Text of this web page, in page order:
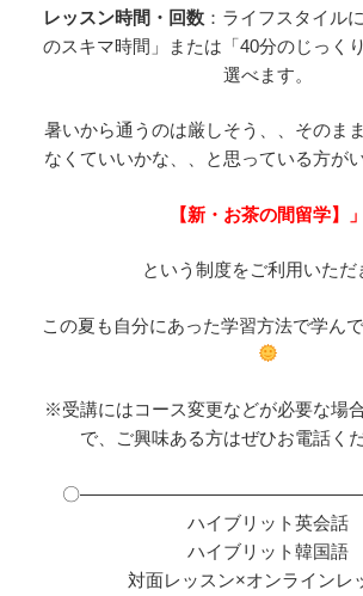
レッスン時間・回数 ：ライフスタイル
のスキマ時間」または「40分のじっく
選べます。
暑いから通うのは厳しそう、、そのま
なくていいかな、、と思っている方が
【新・お茶の間留学】」
という制度をご利用いただ
この夏も自分にあった学習方法で学ん
※受講にはコース変更などが必要な場
で、ご興味ある方はぜひお電話く
〇
ハイブリット英会話
ハイブリット韓国語
対面レッスン×オンラインレ